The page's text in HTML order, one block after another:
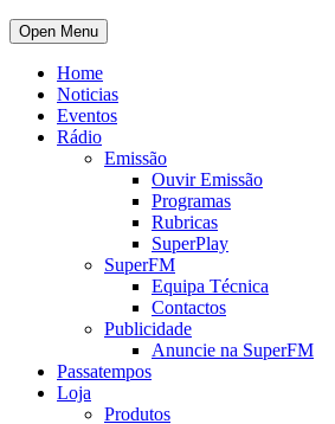
Open Menu
Home
Noticias
Eventos
Rádio
Emissão
Ouvir Emissão
Programas
Rubricas
SuperPlay
SuperFM
Equipa Técnica
Contactos
Publicidade
Anuncie na SuperFM
Passatempos
Loja
Produtos